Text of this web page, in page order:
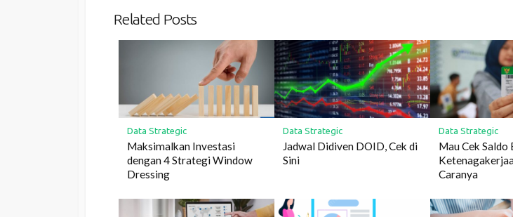
Related Posts
Data Strategic
Maksimalkan Investasi
dengan 4 Strategi Window
Dressing
Data Strategic
Jadwal Didiven DOID, Cek di
Sini
Data Strategic
Mau Cek Saldo
Caranya